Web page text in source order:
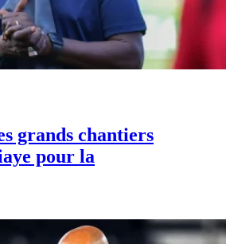
grands chantiers
pour la